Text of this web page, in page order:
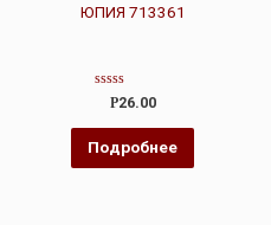
ЮПИЯ 713361
Оценка
из
5
Р26.00
Подробнее